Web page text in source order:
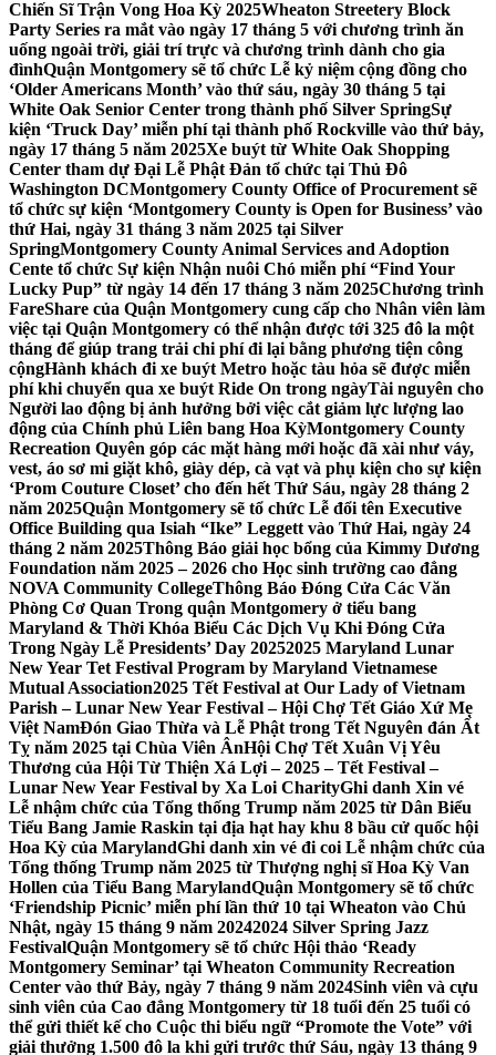
Chiến Sĩ Trận Vong Hoa Kỳ 2025Wheaton Streetery Block
Party Series ra mắt vào ngày 17 tháng 5 với chương trình ăn
uống ngoài trời, giải trí trực và chương trình dành cho gia
đìnhQuận Montgomery sẽ tổ chức Lễ kỷ niệm cộng đồng cho
‘Older Americans Month’ vào thứ sáu, ngày 30 tháng 5 tại
White Oak Senior Center trong thành phố Silver SpringSự
kiện ‘Truck Day’ miễn phí tại thành phố Rockville vào thứ bảy,
ngày 17 tháng 5 năm 2025Xe buýt từ White Oak Shopping
Center tham dự Đại Lễ Phật Đản tổ chức tại Thủ Đô
Washington DCMontgomery County Office of Procurement sẽ
tổ chức sự kiện ‘Montgomery County is Open for Business’ vào
thứ Hai, ngày 31 tháng 3 năm 2025 tại Silver
SpringMontgomery County Animal Services and Adoption
Cente tổ chức Sự kiện Nhận nuôi Chó miễn phí “Find Your
Lucky Pup” từ ngày 14 đến 17 tháng 3 năm 2025Chương trình
FareShare của Quận Montgomery cung cấp cho Nhân viên làm
việc tại Quận Montgomery có thể nhận được tới 325 đô la một
tháng để giúp trang trải chi phí đi lại bằng phương tiện công
cộngHành khách đi xe buýt Metro hoặc tàu hỏa sẽ được miễn
phí khi chuyển qua xe buýt Ride On trong ngàyTài nguyên cho
Người lao động bị ảnh hưởng bởi việc cắt giảm lực lượng lao
động của Chính phủ Liên bang Hoa KỳMontgomery County
Recreation Quyên góp các mặt hàng mới hoặc đã xài như váy,
vest, áo sơ mi giặt khô, giày dép, cà vạt và phụ kiện cho sự kiện
‘Prom Couture Closet’ cho đến hết Thứ Sáu, ngày 28 tháng 2
năm 2025Quận Montgomery sẽ tổ chức Lễ đổi tên Executive
Office Building qua Isiah “Ike” Leggett vào Thứ Hai, ngày 24
tháng 2 năm 2025Thông Báo giải học bổng của Kimmy Dương
Foundation năm 2025 – 2026 cho Học sinh trường cao đẳng
NOVA Community CollegeThông Báo Đóng Cửa Các Văn
Phòng Cơ Quan Trong quận Montgomery ở tiểu bang
Maryland & Thời Khóa Biểu Các Dịch Vụ Khi Đóng Cửa
Trong Ngày Lễ Presidents’ Day 20252025 Maryland Lunar
New Year Tet Festival Program by Maryland Vietnamese
Mutual Association2025 Tết Festival at Our Lady of Vietnam
Parish – Lunar New Year Festival – Hội Chợ Tết Giáo Xứ Mẹ
Việt NamĐón Giao Thừa và Lễ Phật trong Tết Nguyên đán Ất
Tỵ năm 2025 tại Chùa Viên ÂnHội Chợ Tết Xuân Vị Yêu
Thương của Hội Từ Thiện Xá Lợi – 2025 – Tết Festival –
Lunar New Year Festival by Xa Loi CharityGhi danh Xin vé
Lễ nhậm chức của Tổng thống Trump năm 2025 từ Dân Biểu
Tiểu Bang Jamie Raskin tại địa hạt hay khu 8 bầu cử quốc hội
Hoa Kỳ của MarylandGhi danh xin vé đi coi Lễ nhậm chức của
Tổng thống Trump năm 2025 từ Thượng nghị sĩ Hoa Kỳ Van
Hollen của Tiểu Bang MarylandQuận Montgomery sẽ tổ chức
‘Friendship Picnic’ miễn phí lần thứ 10 tại Wheaton vào Chủ
Nhật, ngày 15 tháng 9 năm 20242024 Silver Spring Jazz
FestivalQuận Montgomery sẽ tổ chức Hội thảo ‘Ready
Montgomery Seminar’ tại Wheaton Community Recreation
Center vào thứ Bảy, ngày 7 tháng 9 năm 2024Sinh viên và cựu
sinh viên của Cao đẳng Montgomery từ 18 tuổi đến 25 tuổi có
thể gửi thiết kế cho Cuộc thi biểu ngữ “Promote the Vote” với
giải thưởng 1.500 đô la khi gửi trước thứ Sáu, ngày 13 tháng 9